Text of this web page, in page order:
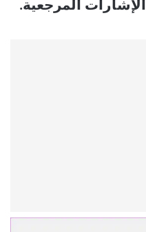
الإشارات المرجعية.